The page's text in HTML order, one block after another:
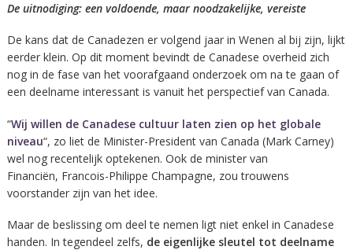
De uitnodiging: een voldoende, maar noodzakelijke, vereiste
De kans dat de Canadezen er volgend jaar in Wenen al bij zijn, lijkt
eerder klein. Op dit moment bevindt de Canadese overheid zich
nog in de fase van het voorafgaand onderzoek om na te gaan of
een deelname interessant is vanuit het perspectief van Canada.
“Wij willen de Canadese cultuur laten zien op het globale
niveau“, zo liet de Minister-President van Canada (Mark Carney)
wel nog recentelijk optekenen. Ook de minister van
Financiën, Francois-Philippe Champagne, zou trouwens
voorstander zijn van het idee.
Maar de beslissing om deel te nemen ligt niet enkel in Canadese
handen. In tegendeel zelfs, de eigenlijke sleutel tot deelname